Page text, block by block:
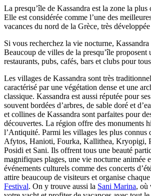
La presqu’île de Kassandra est la zone la
Elle est considérée comme l’une des
vacances du nord de la Grèce, très
Si vous recherchez la vie nocturne, Kassandra
Beaucoup de villes de la presqu’île proposent
restaurants, pubs, cafés, bars et clubs pour
Les villages de Kassandra sont très
caractérisé par une végétation dense et une
classique. Kassandra est aussi réputée pour
souvent bordées d’arbres, de sable doré et
et collines de Kassandra sont parfaites pour
découvertes. La région offre des monuments
l’Antiquité. Parmi les villages les plus connus
Afytos, Hanioti, Fourka, Kallithea, Kryopigi,
Posidi et Sani. Ils offrent tous une beauté
magnifiques plages, une vie nocturne animée
événements culturels comme des concerts
attire beaucoup de visiteurs et organise
Festival. On y trouve aussi la Sani Marina, où